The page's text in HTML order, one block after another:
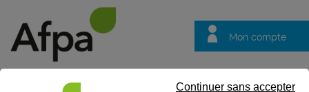
Mon compte
Continuer sans accepter